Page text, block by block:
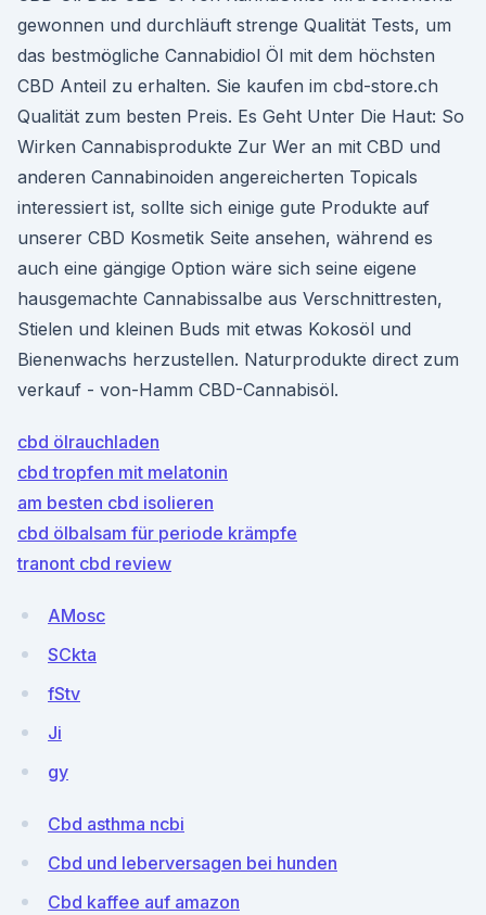
gewonnen und durchläuft strenge Qualität Tests, um
das bestmögliche Cannabidiol Öl mit dem höchsten
CBD Anteil zu erhalten. Sie kaufen im cbd-store.ch
Qualität zum besten Preis. Es Geht Unter Die Haut: So
Wirken Cannabisprodukte Zur Wer an mit CBD und
anderen Cannabinoiden angereicherten Topicals
interessiert ist, sollte sich einige gute Produkte auf
unserer CBD Kosmetik Seite ansehen, während es
auch eine gängige Option wäre sich seine eigene
hausgemachte Cannabissalbe aus Verschnittresten,
Stielen und kleinen Buds mit etwas Kokosöl und
Bienenwachs herzustellen. Naturprodukte direct zum
verkauf - von-Hamm CBD-Cannabisöl.
cbd ölrauchladen
cbd tropfen mit melatonin
am besten cbd isolieren
cbd ölbalsam für periode krämpfe
tranont cbd review
AMosc
SCkta
fStv
Ji
gy
Cbd asthma ncbi
Cbd und leberversagen bei hunden
Cbd kaffee auf amazon